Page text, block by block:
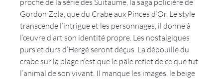
Gordon Zola, que du Crabe aux Pinces d’Or. Le style
transcende l’intrigue et les personnages, il donne à
l’œuvre d’art son identité propre. Les nostalgiques
purs et durs d’Hergé seront déçus. La dépouille du
crabe sur la plage n’est que le pâle reflet de ce que fut
l’animal de son vivant. Il manque les images, le beige